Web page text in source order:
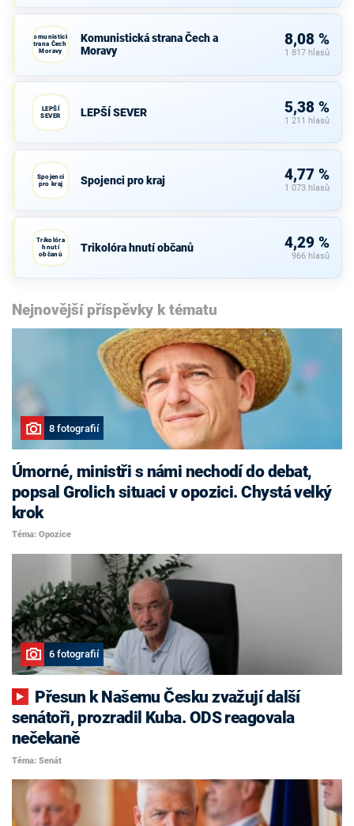
Komunistická
strana Čech a
Moravy
Komunistická strana Čech a
Moravy
8,08 %
1 817 hlasů
LEPŠÍ
SEVER
LEPŠÍ SEVER 5,38 %
1 211 hlasů
Spojenci
pro kraj
Spojenci pro kraj 4,77 %
1 073 hlasů
Trikolóra
hnutí
občanů
Trikolóra hnutí občanů 4,29 %
966 hlasů
Nejnovější příspěvky k tématu
8 fotografií
Úmorné, ministři s námi nechodí do debat,
popsal Grolich situaci v opozici. Chystá velký
krok
Téma: Opozice
6 fotografií
senátoři, prozradil Kuba. ODS reagovala
nečekaně
Téma: Senát